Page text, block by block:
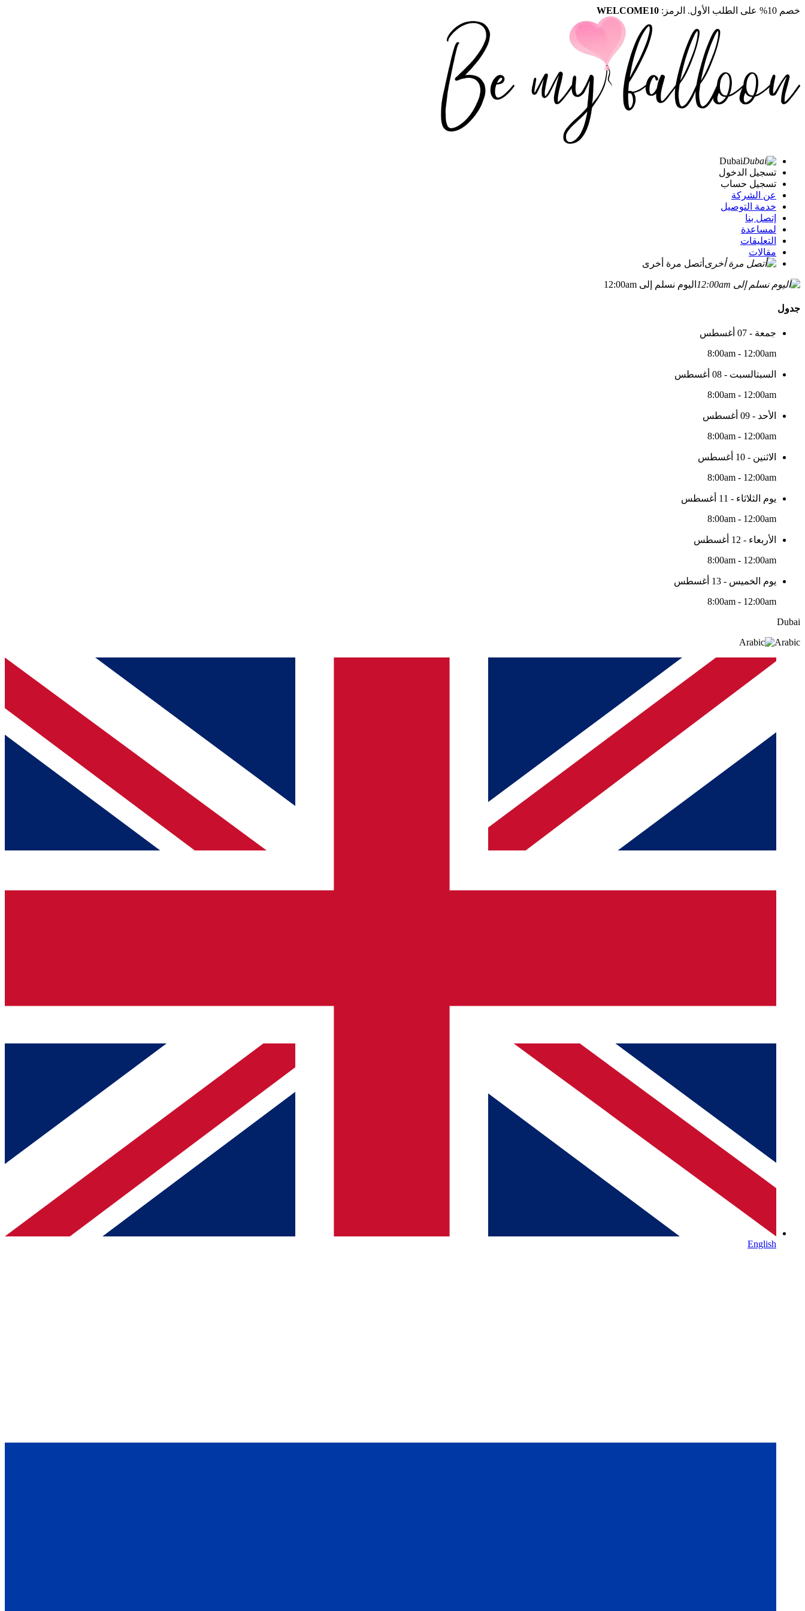
خصم 10% على الطلب الأول. الرمز: WELCOME10
Dubai
تسجيل الدخول
تسجيل حساب
عن الشركة
خدمة التوصيل
إتصل بنا
لمساعدة
التعليقات
مقالات
أتصل مرة أخرى
اليوم نسلم إلى 12:00am
جدول
جمعة - 07 أغسطس
8:00am - 12:00am
السبتالسبت - 08 أغسطس
8:00am - 12:00am
الأحد - 09 أغسطس
8:00am - 12:00am
الاثنين - 10 أغسطس
8:00am - 12:00am
يوم الثلاثاء - 11 أغسطس
8:00am - 12:00am
الأربعاء - 12 أغسطس
8:00am - 12:00am
يوم الخميس - 13 أغسطس
8:00am - 12:00am
Dubai
Arabic
English